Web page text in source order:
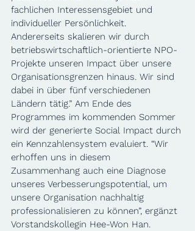
fachlichen Interessensgebiet und
individueller Persönlichkeit.
Andererseits skalieren wir durch
betriebswirtschaftlich-orientierte NPO-
Projekte unseren Impact über unsere
Organisationsgrenzen hinaus. Wir sind
dabei in über fünf verschiedenen
Ländern tätig.” Am Ende des
Programmes im kommenden Sommer
wird der generierte Social Impact durch
ein Kennzahlensystem evaluiert. “Wir
erhoffen uns in diesem
Zusammenhang auch eine Diagnose
unseres Verbesserungspotential, um
unsere Organisation nachhaltig
professionalisieren zu können”, ergänzt
Vorstandskollegin Hee-Won Han.